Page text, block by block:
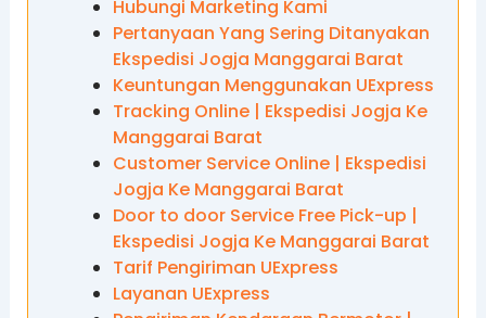
Hubungi Marketing Kami
Pertanyaan Yang Sering Ditanyakan
Ekspedisi Jogja Manggarai Barat
Keuntungan Menggunakan UExpress
Tracking Online | Ekspedisi Jogja Ke
Manggarai Barat
Customer Service Online | Ekspedisi
Jogja Ke Manggarai Barat
Door to door Service Free Pick-up |
Ekspedisi Jogja Ke Manggarai Barat
Tarif Pengiriman UExpress
Layanan UExpress